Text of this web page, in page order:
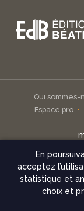
Qui sommes-
Espace pro
Inscrivez-vous à
En
acceptez
statistique et
choix et